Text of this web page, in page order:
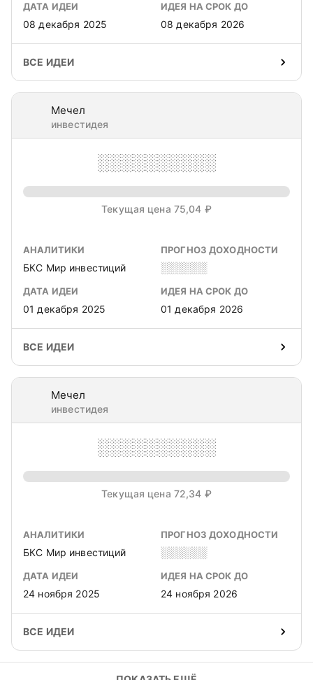
ДАТА ИДЕИ
08 декабря 2025
ИДЕЯ НА СРОК ДО
08 декабря 2026
ВСЕ ИДЕИ
Мечел
инвестидея
░░░░░░░░░░
Текущая цена 75,04 ₽
АНАЛИТИКИ
БКС Мир инвестиций
ПРОГНОЗ ДОХОДНОСТИ
░░░░░░
ДАТА ИДЕИ
01 декабря 2025
ИДЕЯ НА СРОК ДО
01 декабря 2026
ВСЕ ИДЕИ
Мечел
инвестидея
░░░░░░░░░░
Текущая цена 72,34 ₽
АНАЛИТИКИ
БКС Мир инвестиций
ПРОГНОЗ ДОХОДНОСТИ
░░░░░░
ДАТА ИДЕИ
24 ноября 2025
ИДЕЯ НА СРОК ДО
24 ноября 2026
ВСЕ ИДЕИ